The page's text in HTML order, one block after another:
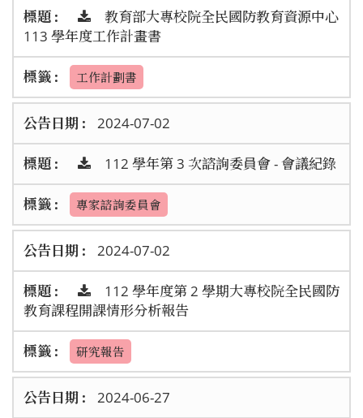
教育部大專校院全民國防教育資源中心
113 學年度工作計畫書
工作計劃書
2024-07-02
112 學年第 3 次諮詢委員會 - 會議紀錄
專家諮詢委員會
2024-07-02
112 學年度第 2 學期大專校院全民國防
教育課程開課情形分析報告
研究報告
2024-06-27